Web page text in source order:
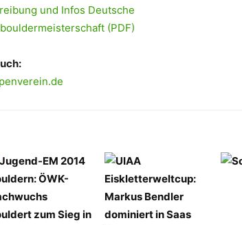
und Infos Deutsche
(PDF)